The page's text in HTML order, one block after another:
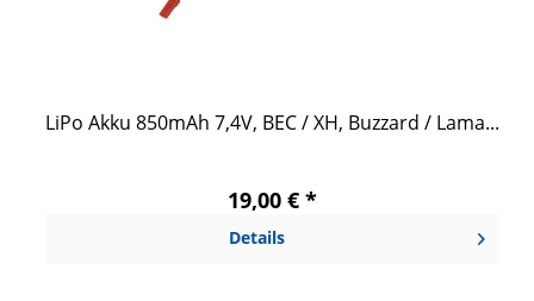
LiPo Akku 850mAh 7,4V, BEC / XH, Buzzard / Lama...
19,00 € *
Details